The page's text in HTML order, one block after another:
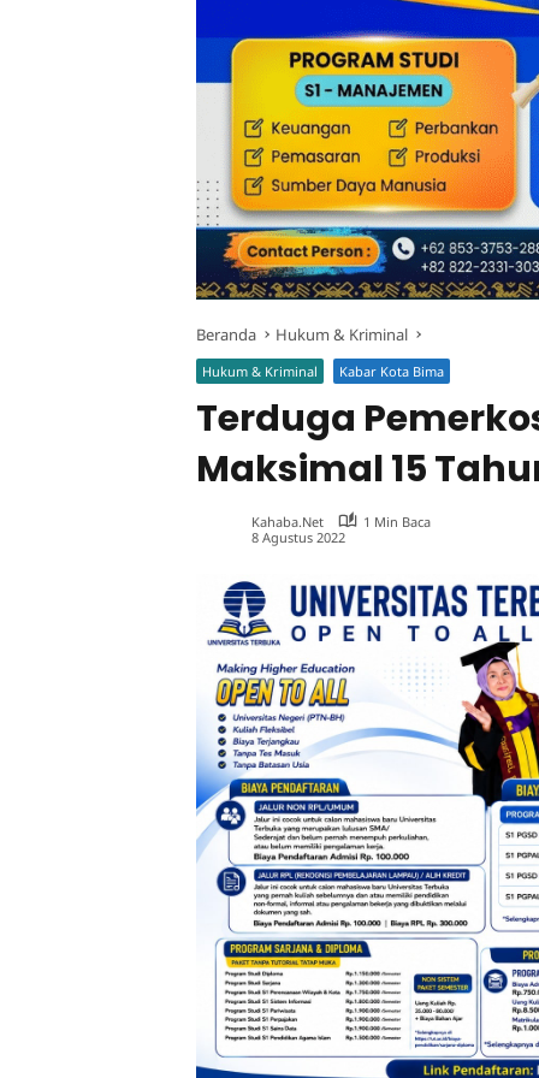
Beranda Hukum & Kriminal
Hukum & Kriminal Kabar Kota Bima
Terduga
Maksimal 15
Kahaba.net
1 Min Baca
8 Agustus 2022